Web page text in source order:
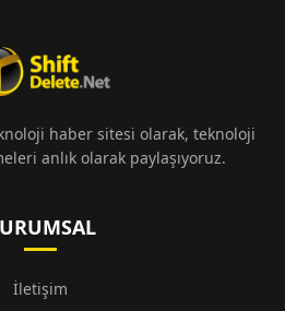
haber sitesi olarak, teknoloji
anlık olarak paylaşıyoruz.
İletişim